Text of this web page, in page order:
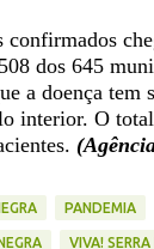
confirmados
dos 645
a doença tem
interior. O
PANDEMIA
VIVA! SERRA